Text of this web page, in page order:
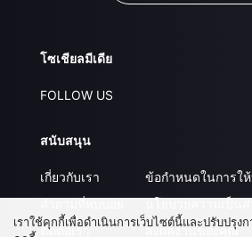
โซเชียลมีเดีย
FOLLOW US
สนับสนุน
เกี่ยวกับเรา
ติดต่อเรา
ข้อกำหนดในการใ
ส่งผลงานของคุณ
เราใช้คุกกี้เพื่อดำเนินการเว็บไซต์นี้และปรับปรุง